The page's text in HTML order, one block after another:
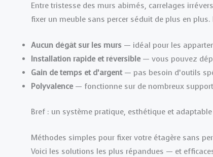
Entre tristesse des murs abimés, carrelages
fixer un meuble sans percer séduit de plus en
Aucun dégât sur les murs — idéal pour les
Installation rapide et réversible— vous pouvez
Gain de temps et d’argent— pas besoin d’outils
Polyvalence— fonctionne sur de nombreux
Bref : un système pratique, esthétique et
Méthodes simples pour fixer votre étagère sans
Voici les solutions les plus répandues — et